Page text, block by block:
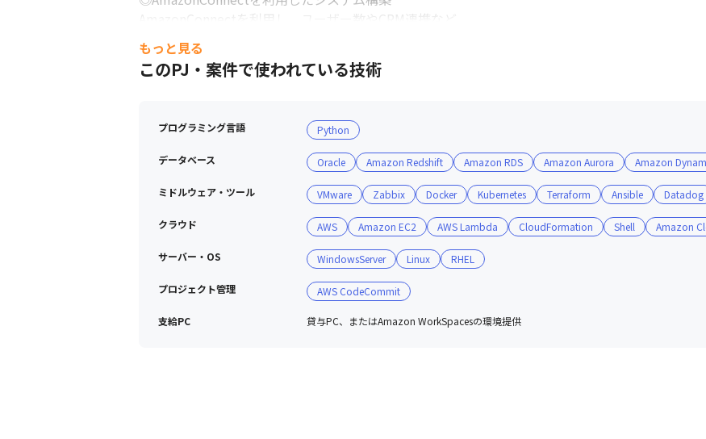
AmazonConnectを利用し、ユーザー数やCRM連携など
自由度の高いコールセンターシステムを構築
◎某化粧品会社のシステム移管
◎出版社向けシステム移行、再構築
児童向け百科事典サイト、ポプラディアネットのAWS移行
◎教育機関向け
料金システムの画像処理によるAI対応
対応した受託案件は100件を超えます。
エンドユーザーとSI会社の案件割合は5対5程度です。
課題解決意識を持たないご担当者様とは長いお付き合いをしないようにし、
もっと見る
このPJ・案件で使われている技術
プログラミング言語 Python
データベース Oracle Amazon Redshift Amazon RDS Amazon Aurora Amazon
ミドルウェア・ツール VMware Zabbix Docker Kubernetes Terraform Ansible Datadog
クラウド AWS Amazon EC2 AWS Lambda CloudFormation Shell Amazon
サーバー・OS WindowsServer Linux RHEL
プロジェクト管理 AWS CodeCommit
支給PC 貸与PC、またはAmazon WorkSpacesの環境提供